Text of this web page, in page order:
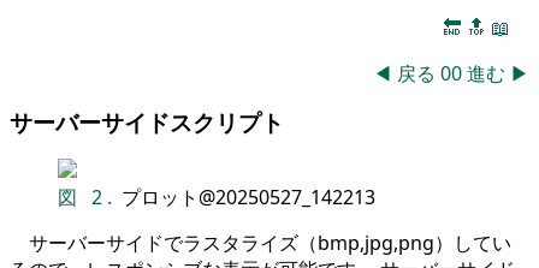
🔚 🔝 📖
◀ 戻る 00進む ▶
サーバーサイドスクリプト
図 2 . プロット@20250527_142213
サーバーサイドでラスタライズ（bmp,jpg,png）してい